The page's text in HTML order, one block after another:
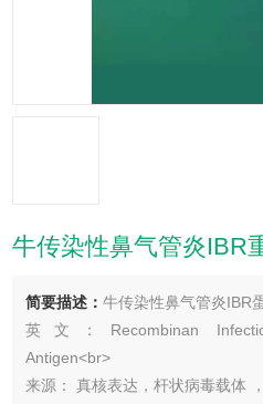
牛传染性鼻气管炎IBR
简要描述：牛传染性鼻气管炎IBR
英文：Recombinan
Antigen<br>
来源： 真核表达，杆状病毒载体